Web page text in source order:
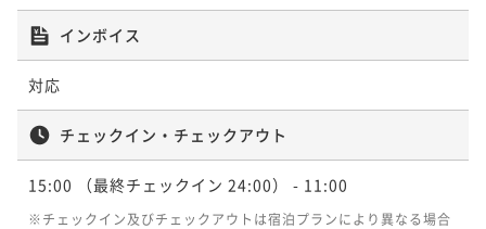
インボイス
対応
チェックイン・チェックアウト
15:00 （最終チェックイン 24:00） - 11:00
※チェックイン及びチェックアウトは宿泊プランにより異なる場合